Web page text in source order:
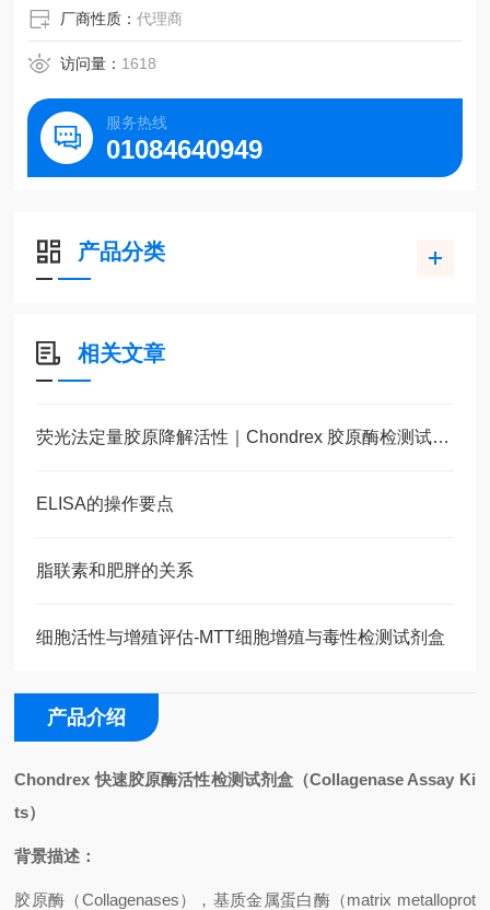
厂商性质：代理商
访问量： 1618
服务热线
01084640949
产品分类
相关文章
荧光法定量胶原降解活性｜Chondrex 胶原酶检测试剂盒
ELISA的操作要点
脂联素和肥胖的关系
细胞活性与增殖评估-MTT细胞增殖与毒性检测试剂盒
产品介绍
Chondrex快速胶原酶活性检测试剂盒（Collagenase Assay Ki
ts）
背景描述：
胶原酶（Collagenases），基质金属蛋白酶（matrix metalloprot